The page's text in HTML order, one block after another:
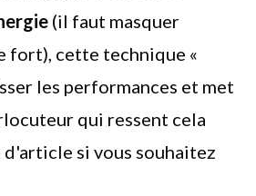
(il faut masquer
fort), cette technique «
les performances et met
qui ressent cela
si vous souhaitez